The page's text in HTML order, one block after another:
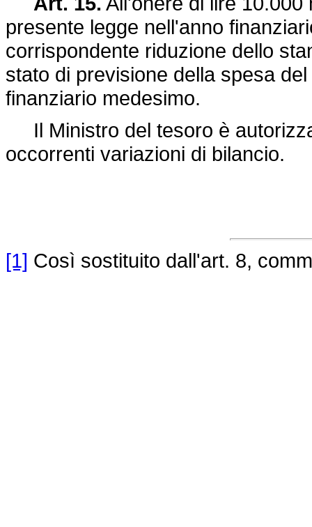
presente legge nell'anno
corrispondente riduzione dello
stato di previsione della spesa
finanziario medesimo.
Il Ministro del tesoro è
occorrenti variazioni di bilancio.
[1] Così sostituito dall'art. 8,